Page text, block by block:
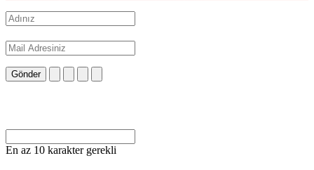
Gönder
En az 10 karakter gerekli